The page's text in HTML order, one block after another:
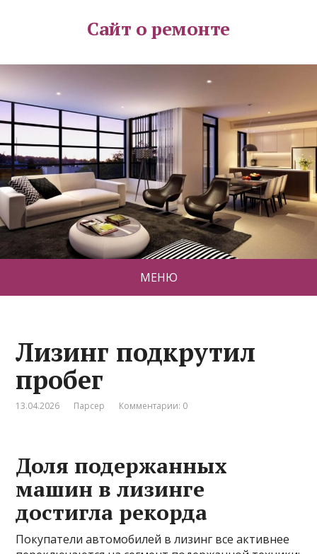
Сайт о ремонте
МЕНЮ
Лизинг подкрутил
пробег
13.04.2026 Парсер Комментарии: 0
Доля подержанных
машин в лизинге
достигла рекорда
Покупатели автомобилей в лизинг все активнее